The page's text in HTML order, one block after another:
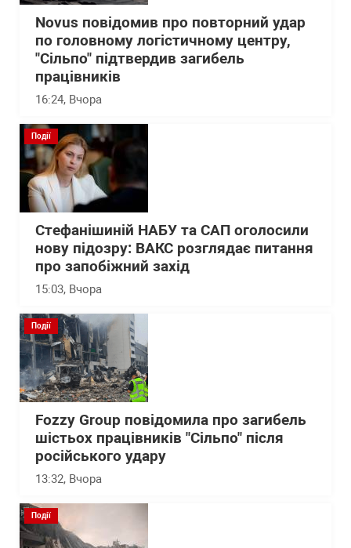
Novus повідомив про повторний удар
по головному логістичному центру,
"Сільпо" підтвердив загибель
працівників
16:24, Вчора
Події
Стефанішиній НАБУ та САП оголосили
нову підозру: ВАКС розглядає питання
про запобіжний захід
15:03, Вчора
Події
Fozzy Group повідомила про загибель
шістьох працівників "Сільпо" після
російського удару
13:32, Вчора
Події